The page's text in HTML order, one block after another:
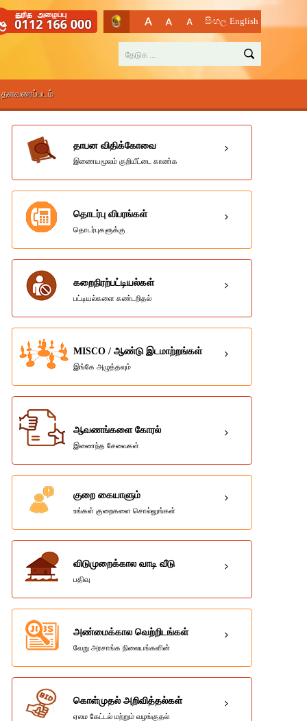
සිංහල English
தளவரைப்படம்
தாபன விதிக்கோவை
இணையமூலம் குறியீட்டை காண்க
தொடர்பு விபரங்கள்
தொடர்புகளுக்கு
கறைநிரற்பட்டியல்கள்
பட்டியல்களை கண்டறிதல்
MISCO / ஆண்டு இடமாற்றங்கள்
இங்கே அழுத்தவும்
ஆவணங்களை கோரல்
இணைந்த சேவைகள்
குறை கையாளும்
உங்கள் குறைகளை சொல்லுங்கள்
விடுமுறைக்கால வாடி வீடு
பதிவு
அண்மைக்கால வெற்றிடங்கள்
வேறு அரசாங்க நிலையங்களின்
கொள்முதல் அறிவித்தல்கள்
ஏலம கேட்டல் மற்றும் வழங்குதல்